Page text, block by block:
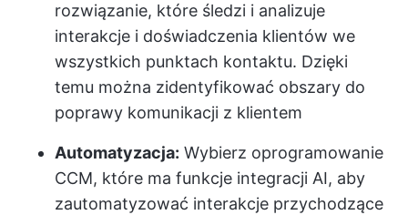
rozwiązanie, które śledzi i analizuje
interakcje i doświadczenia klientów we
wszystkich punktach kontaktu. Dzięki
temu można zidentyfikować obszary do
poprawy komunikacji z klientem
Automatyzacja: Wybierz oprogramowanie
CCM, które ma funkcje integracji AI, aby
zautomatyzować interakcje przychodzące